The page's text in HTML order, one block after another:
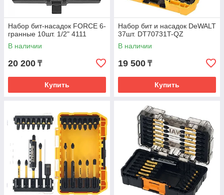
Набор бит-насадок FORCE 6-
гранные 10шт. 1/2" 4111
В наличии
20 200 ₸
Купить
Набор бит и насадок DeWALT
37шт. DT70731T-QZ
В наличии
19 500 ₸
Купить